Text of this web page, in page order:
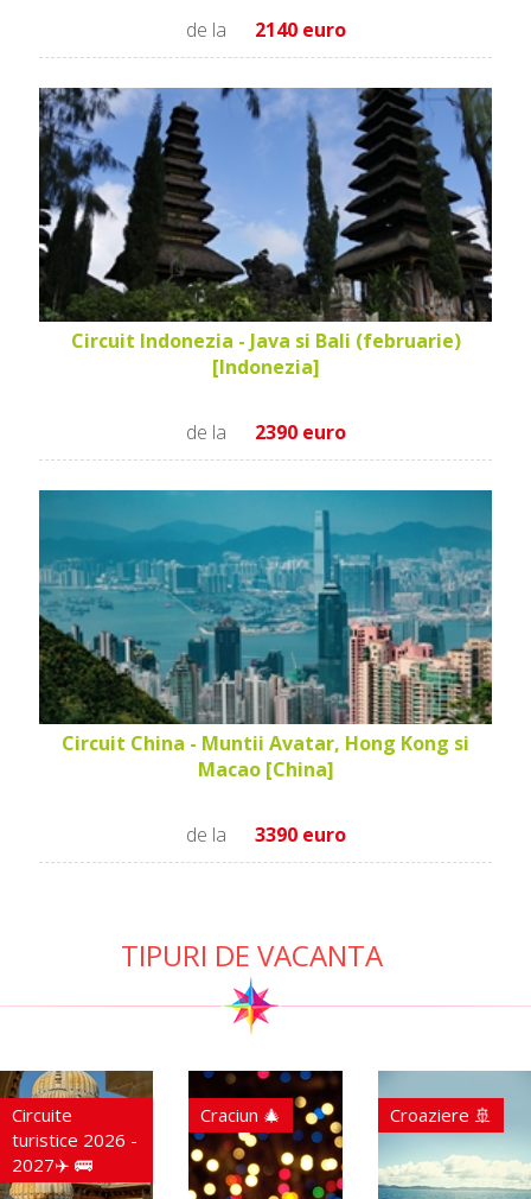
de la 2140 euro
Circuit Indonezia - Java si Bali (februarie)
[Indonezia]
de la 2390 euro
Circuit China - Muntii Avatar, Hong Kong si
Macao [China]
de la 3390 euro
TIPURI DE VACANTA
Circuite
turistice 2026 -
2027✈️ 🚌
Craciun 🎄 Croaziere 🚢